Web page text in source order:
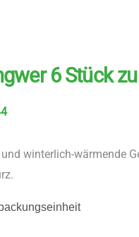
6 Stück
winterlich-wärmende